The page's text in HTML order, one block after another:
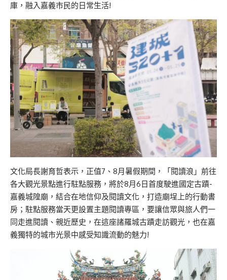
庫，融入嘉義市民的日常生活!
文化局長謝育哲表示，正值7、8月暑假期間，「閱讀浪」前往
各大觀光景點進行駐點服務，將於8月6日首度駛進國定古蹟-
嘉義城隍廟，結合在地信仰及閱讀文化，打造廟埕上的行動書
房；駐點服務當天更設置主題閱讀專區，要讓信眾與旅人們一
同走進閱讀、親近歷史，在這座諸羅城古蹟走訪觀光，也在嘉
義獨特的城市光景中感受知識流動的魅力!